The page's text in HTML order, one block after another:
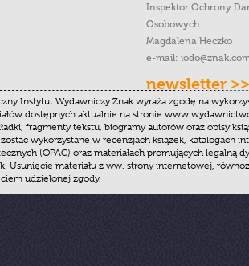
Inspektor Ochrony
Osobowych
Magdalena Heczko
e-mail:
newsletter >>
Instytut Wydawniczy Znak wyraża zgodę na
dostępnych aktualnie na stronie
fragmenty tekstu, biogramy autorów oraz opisy
wykorzystane w recenzjach książek, katalogach
(OPAC) oraz materiałach promujących legalną
Usunięcie materiału z ww. strony internetowej,
udzielonej zgody.